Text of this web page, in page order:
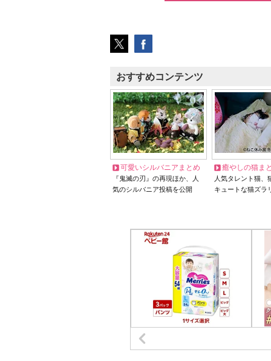
おすすめコンテンツ
可愛いシルバニアまとめ
『鬼滅の刃』の再現ほか、人
気のシルバニア投稿を公開
癒やしの猫ま
人気タレント猫
キュートな猫ズラ